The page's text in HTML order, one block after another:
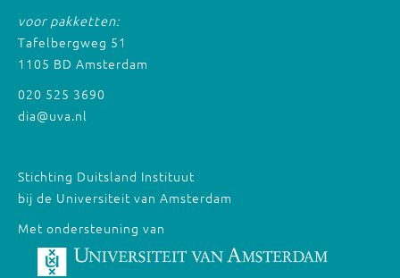
voor pakketten:
Tafelbergweg 51
1105 BD Amsterdam
020 525 3690
dia@uva.nl
Stichting Duitsland Instituut
bij de Universiteit van Amsterdam
Met ondersteuning van